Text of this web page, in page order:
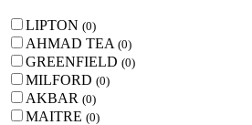
LIPTON (0)
AHMAD TEA (0)
GREENFIELD (0)
MILFORD (0)
AKBAR (0)
MAITRE (0)